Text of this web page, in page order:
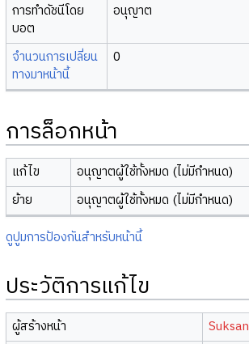
การทำดัชนีโดย
บอต
อนุญาต
จำนวนการเปลี่ยน
ทางมาหน้านี้
0
การล็อกหน้า
แก้ไข
อนุญาตผู้ใช้ทั้งหมด (ไม่มีกำหนด)
ย้าย
อนุญาตผู้ใช้ทั้งหมด (ไม่มีกำหนด)
ดูปูมการป้องกันสำหรับหน้านี้
ประวัติการแก้ไข
ผู้สร้างหน้า Suksan